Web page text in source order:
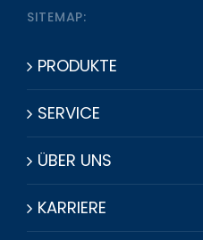
SITEMAP:
PRODUKTE
SERVICE
ÜBER UNS
KARRIERE